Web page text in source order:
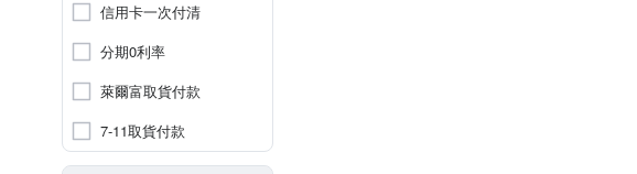
信用卡一次付清
分期0利率
萊爾富取貨付款
7-11取貨付款